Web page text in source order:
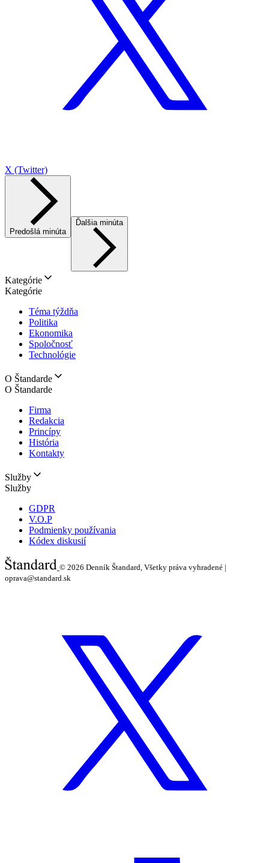
X (Twitter)
Predošlá minúta
Ďalšia minúta
Kategórie
Kategórie
Téma týždňa
Politika
Ekonomika
Spoločnosť
Technológie
O Štandarde
O Štandarde
Firma
Redakcia
Princípy
História
Kontakty
Služby
Služby
GDPR
V.O.P
Podmienky používania
Kódex diskusií
© 2026 Denník Štandard, Všetky práva vyhradené |
oprava@standard.sk